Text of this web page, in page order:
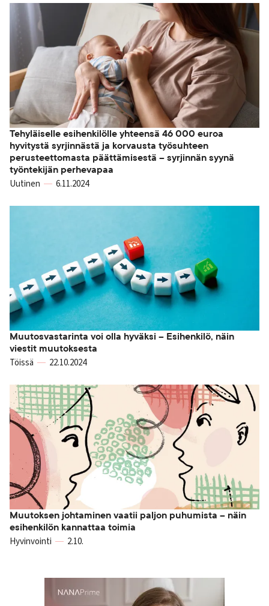
Tehyläiselle esihenkilölle yhteensä 46 000 euroa
hyvitystä syrjinnästä ja korvausta työsuhteen
perusteettomasta päättämisestä – syrjinnän syynä
työntekijän perhevapaa
Uutinen 6.11.2024
Muutosvastarinta voi olla hyväksi – Esihenkilö, näin
viestit muutoksesta
Töissä 22.10.2024
Muutoksen johtaminen vaatii paljon puhumista – näin
esihenkilön kannattaa toimia
Hyvinvointi 2.10.